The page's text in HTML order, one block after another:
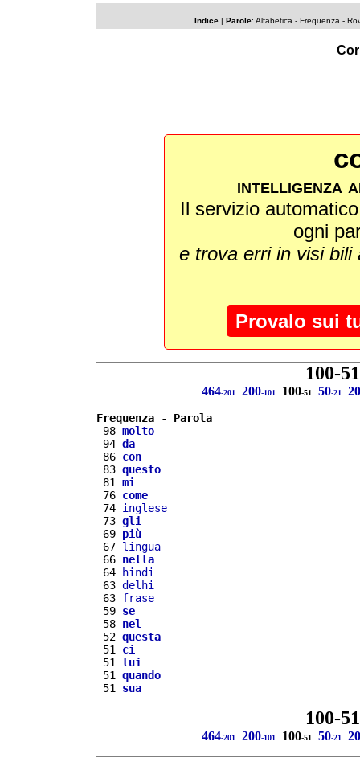
Indice | Parole: Alfabetica - Frequenza -
intelligenza
Il servizio
ogni
e trova erri in visi
Provalo sui
100-51
464-201 200-101 100-51 50-21 20
Frequenza - Parola
98 molto
94 da
86 con
83 questo
81 mi
76 come
74 inglese
73 gli
69 più
67 lingua
66 nella
64
hindi
63 delhi
63 frase
59 se
58 nel
52 questa
51 ci
51 lui
51 quando
51 sua
100-51
464-201 200-101 100-51 50-21 20